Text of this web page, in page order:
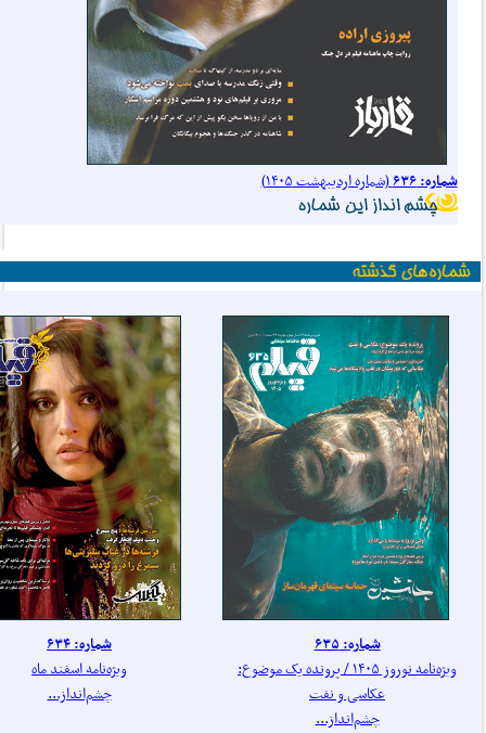
شماره: ۶۳۶ (شماره اردیبهشت ۱۴۰۵)
شماره: ۶۳۵
ویژه‌نامه نوروز ۱۴۰۵ / پرونده یک موضوع:
عکاسی و نفت
چشم‌انداز...
شماره: ۶۳۴
ویژه‌نامه اسفند ماه
چشم‌انداز...